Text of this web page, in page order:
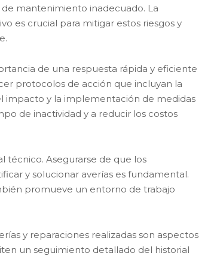
mantenimiento inadecuado. La
es crucial para mitigar estos riesgos y
de una respuesta rápida y eficiente
protocolos de acción que incluyan la
impacto y la implementación de medidas
de inactividad y a reducir los costos
Asegurarse de que los
y solucionar averías es fundamental.
promueve un entorno de trabajo
y reparaciones realizadas son aspectos
un seguimiento detallado del historial